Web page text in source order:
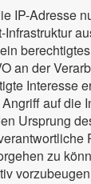
IP-Adresse
Infrastruktur
an der
Interesse
auf die
Ursprung
zu